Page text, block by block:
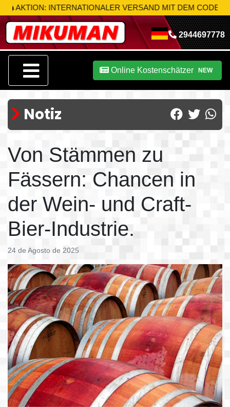
INTERNATIONALER VERSAND MIT DEM CODE MIK-S10
2944697778
Online Kostenschätzer NEW
Notiz
Von Stämmen zu
Fässern: Chancen in
der Wein- und Craft-
Bier-Industrie.
24 de Agosto de 2025